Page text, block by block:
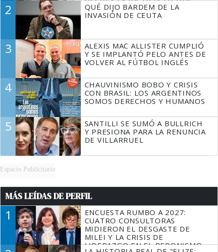
TIENE QUE HACER"
2
QUÉ DIJO BARDEM DE LA
INVASIÓN DE CEUTA
3
ALEXIS MAC ALLISTER CUMPLIÓ
Y SE IMPLANTÓ PELO ANTES DE
VOLVER AL FÚTBOL INGLÉS
4
CHAUVINISMO BOBO Y CRISIS
CON BRASIL: LOS ARGENTINOS
SOMOS DERECHOS Y HUMANOS
5
SANTILLI SE SUMÓ A BULLRICH
Y PRESIONA PARA LA RENUNCIA
DE VILLARRUEL
Espacio Publicitario
MÁS LEÍDAS DE PERFIL
1
ENCUESTA RUMBO A 2027:
CUATRO CONSULTORAS
MIDIERON EL DESGASTE DE
MILEI Y LA CRISIS DE
LIDERAZGO EN EL PERONISMO